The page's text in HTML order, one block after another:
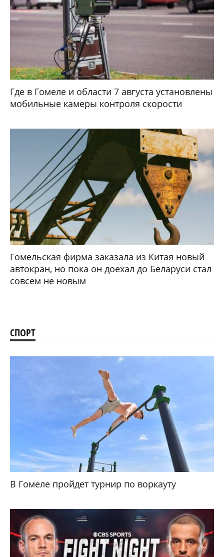
Где в Гомеле и области 7 августа установлены
мобильные камеры контроля скорости
Гомельская фирма заказала из Китая новый
автокран, но пока он доехал до Беларуси стал
совсем не новым
СПОРТ
В Гомеле пройдет турнир по воркауту